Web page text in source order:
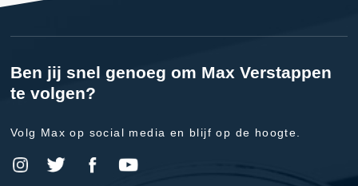
Ben jij snel genoeg om Max Verstappen
te volgen?
Volg Max op social media en blijf op de hoogte.